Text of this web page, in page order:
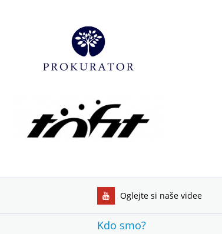
Oglejte si naše videe
Kdo smo?